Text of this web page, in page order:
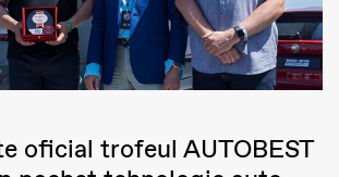
oficial trofeul AUTOBEST